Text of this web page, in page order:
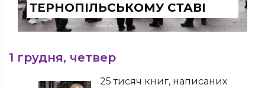
ТЕРНОПІЛЬСЬКОМУ СТАВІ
1 грудня, четвер
25 тисяч книг, написаних